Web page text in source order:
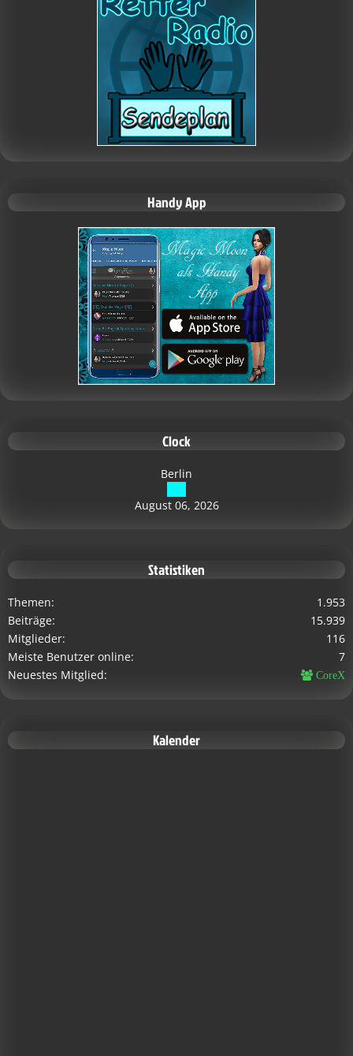
Handy App
Clock
Berlin
August 06, 2026
Statistiken
Themen
1.953
Beiträge
15.939
Mitglieder
116
Meiste Benutzer online
7
Neuestes Mitglied
CoreX
Kalender